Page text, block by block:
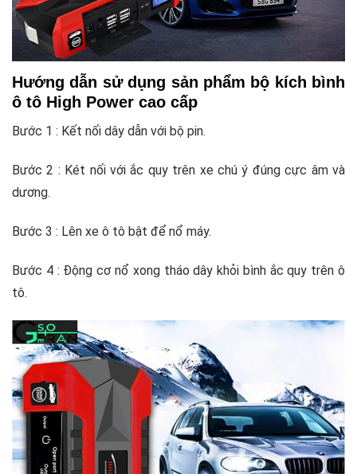
Hướng dẫn sử dụng sản phẩm bộ kích bình
ô tô High Power cao cấp
Bước 1 : Kết nối dây dẫn với bộ pin.
Bước 2 : Két nối với ắc quy trên xe chú ý đúng cực âm và
dương.
Bước 3 : Lên xe ô tô bật để nổ máy.
Bước 4 : Động cơ nổ xong tháo dây khỏi bình ắc quy trên ô
tô.